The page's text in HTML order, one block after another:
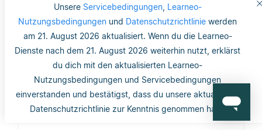
Unsere Servicebedingungen, Learneo-
Nutzungsbedingungen und Datenschutzrichtlinie werden
am 21. August 2026 aktualisiert. Wenn du die Learneo-
Dienste nach dem 21. August 2026 weiterhin nutzt, erklärst
du dich mit den aktualisierten Learneo-
Nutzungsbedingungen und Servicebedingungen
einverstanden und bestätigst, dass du unsere aktualisierte
Datenschutzrichtlinie zur Kenntnis genommen hast.
Was ist interne Validität?
Was versteht man unter Validität?
Was ist die Reliabilität?
Was ist mit dem Gütekriterium der
Objektivität gemeint?